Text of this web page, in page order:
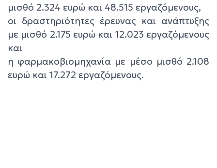
μισθό 2.324 ευρώ και 48.515 εργαζόμενους,
οι δραστηριότητες έρευνας και ανάπτυξης
με μισθό 2.175 ευρώ και 12.023 εργαζόμενους
και
η φαρμακοβιομηχανία με μέσο μισθό 2.108
ευρώ και 17.272 εργαζόμενους.